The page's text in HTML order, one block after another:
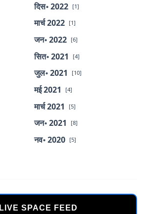
दिस॰ 2022 [1]
मार्च 2022 [1]
जन॰ 2022 [6]
सित॰ 2021 [4]
जुल॰ 2021 [10]
मई 2021 [4]
मार्च 2021 [5]
जन॰ 2021 [8]
नव॰ 2020 [5]
LIVE SPACE FEED